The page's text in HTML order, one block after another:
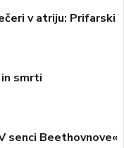
v atriju: Prifarski
smrti
senci Beethovnove«